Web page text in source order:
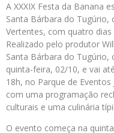
A XXXIX Festa da Banana
Santa Bárbara do Tugúrio,
Vertentes, com quatro
Realizado pelo produtor
Santa Bárbara do
quinta-feira, 02/10, e vai
18h, no Parque de
com uma programação
culturais e uma culinária
O evento começa na